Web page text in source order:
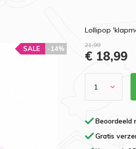
-14%
SALE
Lollipop
21,99
€ 18,99
Beoordeeld
Gratis